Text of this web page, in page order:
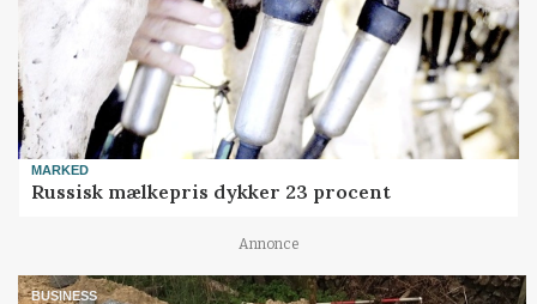
MARKED
Russisk mælkepris dykker 23 procent
Annonce
BUSINESS